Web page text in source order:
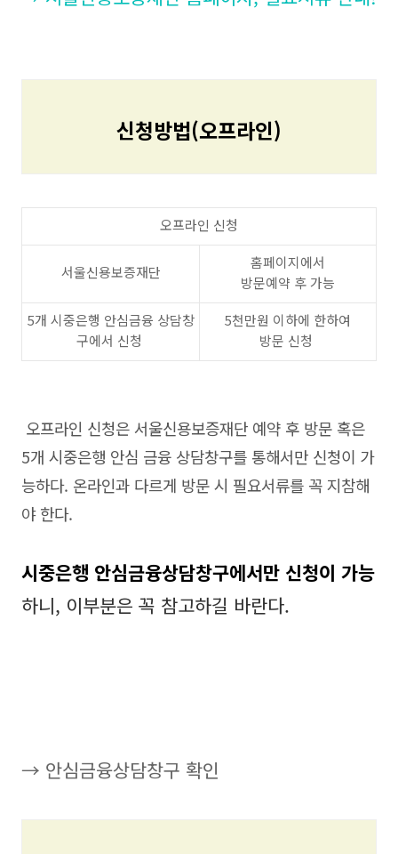
신청방법(오프라인)
오프라인 신청
서울신용보증재단
홈페이지에서
방문예약 후 가능
5개 시중은행 안심금융 상담창
구에서 신청
5천만원 이하에 한하여
방문 신청
오프라인 신청은 서울신용보증재단 예약 후 방문 혹은
5개 시중은행 안심 금융 상담창구를 통해서만 신청이 가
능하다. 온라인과 다르게 방문 시 필요서류를 꼭 지참해
야 한다.
시중은행 안심금융상담창구에서만 신청이 가능
하니, 이부분은 꼭 참고하길 바란다.
→ 안심금융상담창구 확인